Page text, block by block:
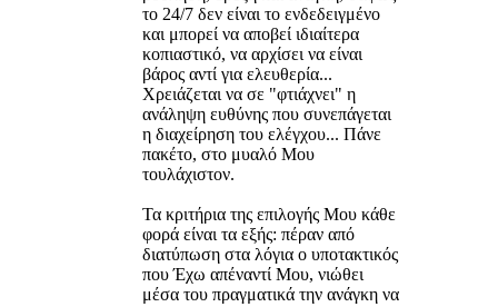
το 24/7 δεν είναι το ενδεδειγμένο
και μπορεί να αποβεί ιδιαίτερα
κοπιαστικό, να αρχίσει να είναι
βάρος αντί για ελευθερία...
Χρειάζεται να σε "φτιάχνει" η
ανάληψη ευθύνης που συνεπάγεται
η διαχείρηση του ελέγχου... Πάνε
πακέτο, στο μυαλό Μου
τουλάχιστον.
Τα κριτήρια της επιλογής Μου κάθε
φορά είναι τα εξής: πέραν από
διατύπωση στα λόγια ο υποτακτικός
που Έχω απέναντί Μου, νιώθει
μέσα του πραγματικά την ανάγκη να